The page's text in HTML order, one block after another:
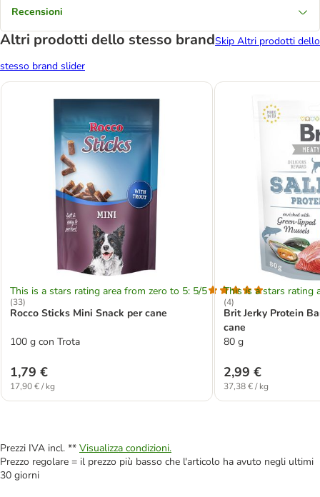
Recensioni
Altri prodotti dello stesso brandSkip Altri prodotti dello
stesso brand slider
This is a stars rating area from zero to 5: 5/5
(33)
Rocco Sticks Mini Snack per cane
100 g con Trota
1,79 €
17,90 € / kg
This is a stars rating
(4)
Brit Jerky Protein
cane
80 g
2,99 €
37,38 € / kg
Prezzi IVA incl. ** Visualizza condizioni.
Prezzo regolare = il prezzo più basso che l'articolo ha avuto negli ultimi
30 giorni